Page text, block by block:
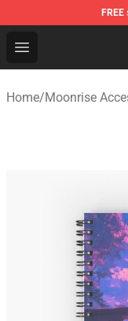
FREE
Open menu
Moonrise
Home/Moonrise